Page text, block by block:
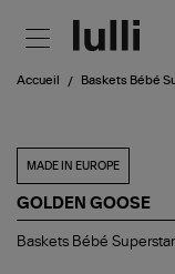
Accueil Baskets Bébé
MADE IN EUROPE
GOLDEN GOOSE
Baskets
Baskets Bébé